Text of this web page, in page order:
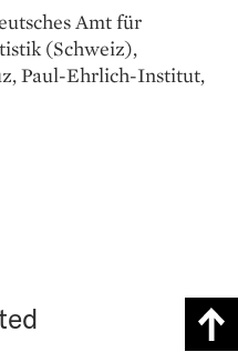
Amt für
(Schweiz),
Paul-Ehrlich-Institut,